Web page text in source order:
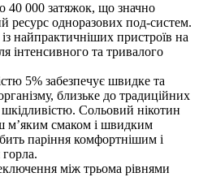
40 000 затяжок, що значно
ресурс одноразових под-систем.
найпрактичніших пристроїв на
інтенсивного та тривалого
5% забезпечує швидке та
близьке до традиційних
Сольовий нікотин
м’яким смаком і швидким
паріння комфортнішим і
між трьома рівнями